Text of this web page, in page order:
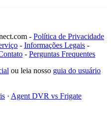
- Política de Privacidade
- Informações Legais -
- Perguntas Frequentes
ou leia nosso guia do usuário
· Agent DVR vs Frigate